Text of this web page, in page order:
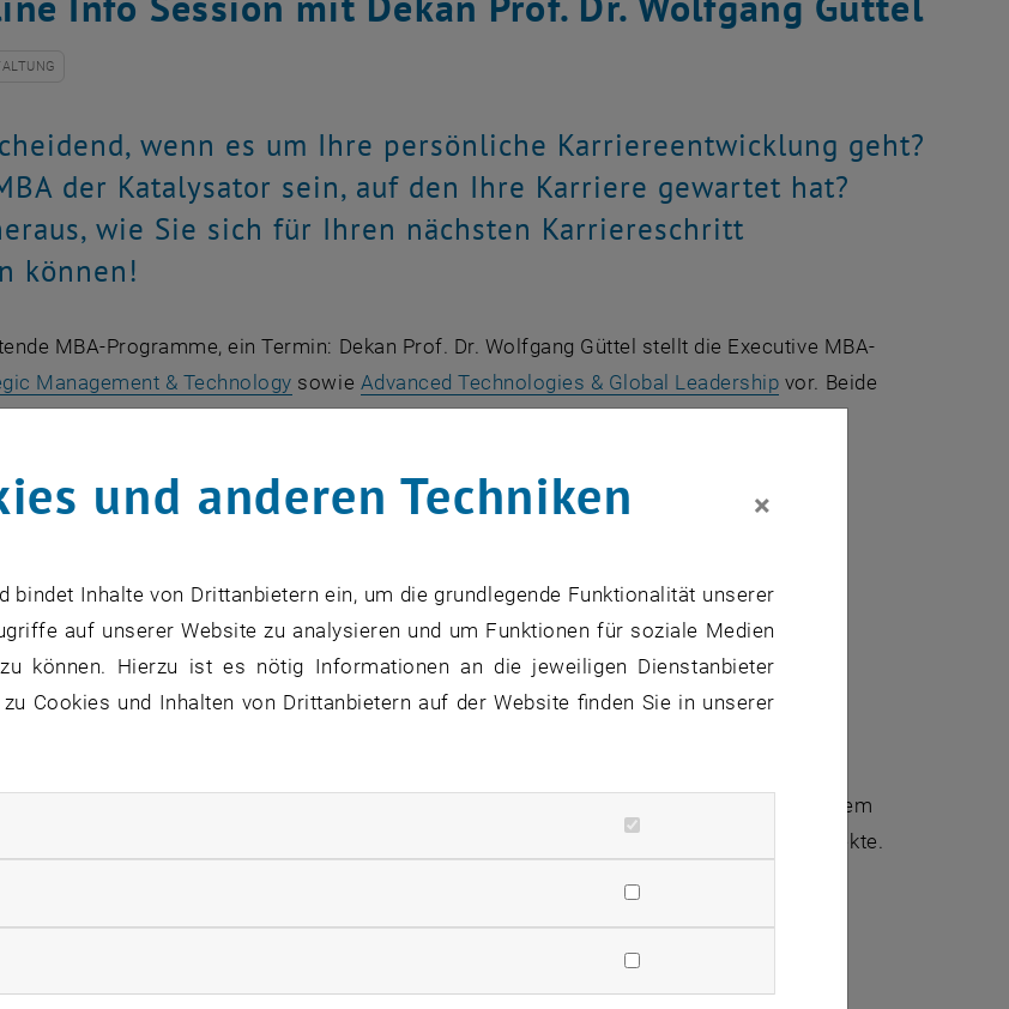
wenn es um Ihre persönliche Karriereentwicklung geht?
der Katalysator sein, auf den Ihre Karriere gewartet hat?
wie Sie sich für Ihren nächsten Karriereschritt
können!
MBA-Programme, ein Termin: Dekan Prof. Dr. Wolfgang Güttel stellt die Executive MBA-
Management & Technology sowie Advanced Technologies & Global Leadership vor. Beide
Unterschiede und Gemeinsamkeiten der beiden MBA-Programme
Konkrete Entwicklungsmöglichkeiten nach dem Abschluss
Vereinbarkeit von Beruf, Familie und Weiterbildung
sich an karriereorientierte Professionals, die ihre technische Kompetenz mit strategischem
wollen – ob für Führungspositionen, Branchenwechsel oder unternehmerische Projekte.
und anderen Techniken ×
bindet Inhalte von Drittanbietern ein, um die grundlegende Funktionalität unserer
auf unserer Website zu analysieren und um Funktionen für soziale Medien
können. Hierzu ist es nötig Informationen an die jeweiligen Dienstanbieter
Cookies und Inhalten von Drittanbietern auf der Website finden Sie in unserer
Cookies zulassen